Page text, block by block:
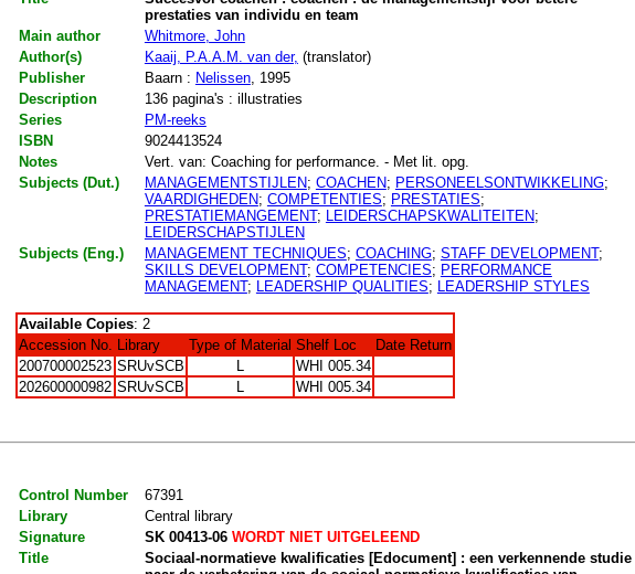
prestaties van individu en team
Main author
Whitmore, John
Author(s)
Kaaij, P.A.A.M. van der, (translator)
Publisher
Baarn : Nelissen, 1995
Description
136 pagina's : illustraties
Series
PM-reeks
ISBN
9024413524
Notes
Vert. van: Coaching for performance. - Met lit. opg.
Subjects (Dut.)
MANAGEMENTSTIJLEN; COACHEN; PERSONEELSONTWIKKELING;
VAARDIGHEDEN; COMPETENTIES; PRESTATIES;
PRESTATIEMANGEMENT; LEIDERSCHAPSKWALITEITEN;
LEIDERSCHAPSTIJLEN
Subjects (Eng.)
MANAGEMENT TECHNIQUES; COACHING; STAFF DEVELOPMENT;
SKILLS DEVELOPMENT; COMPETENCIES; PERFORMANCE
MANAGEMENT; LEADERSHIP QUALITIES; LEADERSHIP STYLES
Available Copies: 2
Accession No. Library Type of Material Shelf Loc
Date Return
200700002523 SRUvSCB L
WHI 005.34
202600000982 SRUvSCB L WHI 005.34
Control Number
67391
Library
Central library
Signature
SK 00413-06WORDT NIET UITGELEEND
Title
Sociaal-normatieve kwalificaties [Edocument] : een verkennende studie